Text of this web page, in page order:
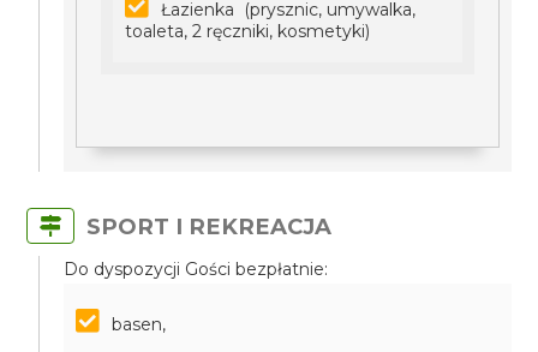
Łazienka (prysznic, umywalka,
toaleta, 2 ręczniki, kosmetyki)
SPORT I REKREACJA
Do dyspozycji Gości bezpłatnie:
basen,